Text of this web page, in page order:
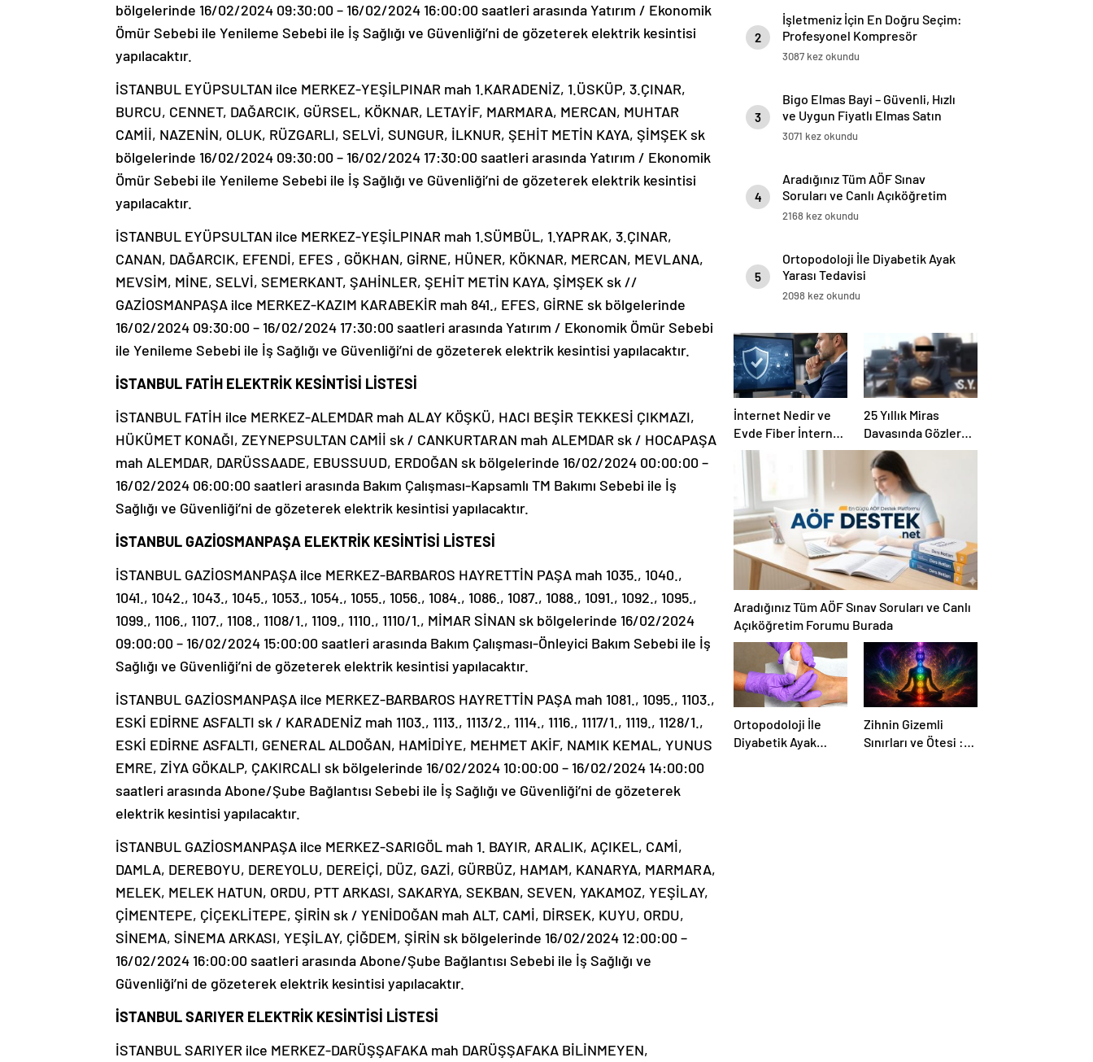
bölgelerinde 16/02/2024 09:30:00 – 16/02/2024 16:00:00 saatleri arasında Yatırım / Ekonomik
Ömür Sebebi ile Yenileme Sebebi ile İş Sağlığı ve Güvenliği’ni de gözeterek elektrik kesintisi
yapılacaktır.
İSTANBUL EYÜPSULTAN ilce MERKEZ-YEŞİLPINAR mah 1.KARADENİZ, 1.ÜSKÜP, 3.ÇINAR,
BURCU, CENNET, DAĞARCIK, GÜRSEL, KÖKNAR, LETAYİF, MARMARA, MERCAN, MUHTAR
CAMİİ, NAZENİN, OLUK, RÜZGARLI, SELVİ, SUNGUR, İLKNUR, ŞEHİT METİN KAYA, ŞİMŞEK sk
bölgelerinde 16/02/2024 09:30:00 – 16/02/2024 17:30:00 saatleri arasında Yatırım / Ekonomik
Ömür Sebebi ile Yenileme Sebebi ile İş Sağlığı ve Güvenliği’ni de gözeterek elektrik kesintisi
yapılacaktır.
İSTANBUL EYÜPSULTAN ilce MERKEZ-YEŞİLPINAR mah 1.SÜMBÜL, 1.YAPRAK, 3.ÇINAR,
CANAN, DAĞARCIK, EFENDİ, EFES , GÖKHAN, GİRNE, HÜNER, KÖKNAR, MERCAN, MEVLANA,
MEVSİM, MİNE, SELVİ, SEMERKANT, ŞAHİNLER, ŞEHİT METİN KAYA, ŞİMŞEK sk //
GAZİOSMANPAŞA ilce MERKEZ-KAZIM KARABEKİR mah 841., EFES, GİRNE sk bölgelerinde
16/02/2024 09:30:00 – 16/02/2024 17:30:00 saatleri arasında Yatırım / Ekonomik Ömür Sebebi
ile Yenileme Sebebi ile İş Sağlığı ve Güvenliği’ni de gözeterek elektrik kesintisi yapılacaktır.
İSTANBUL FATİH ELEKTRİK KESİNTİSİ LİSTESİ
İSTANBUL FATİH ilce MERKEZ-ALEMDAR mah ALAY KÖŞKÜ, HACI BEŞİR TEKKESİ ÇIKMAZI,
HÜKÜMET KONAĞI, ZEYNEPSULTAN CAMİİ sk / CANKURTARAN mah ALEMDAR sk / HOCAPAŞA
mah ALEMDAR, DARÜSSAADE, EBUSSUUD, ERDOĞAN sk bölgelerinde 16/02/2024 00:00:00 –
16/02/2024 06:00:00 saatleri arasında Bakım Çalışması-Kapsamlı TM Bakımı Sebebi ile İş
Sağlığı ve Güvenliği’ni de gözeterek elektrik kesintisi yapılacaktır.
İSTANBUL GAZİOSMANPAŞA ELEKTRİK KESİNTİSİ LİSTESİ
İSTANBUL GAZİOSMANPAŞA ilce MERKEZ-BARBAROS HAYRETTİN PAŞA mah 1035., 1040.,
1041., 1042., 1043., 1045., 1053., 1054., 1055., 1056., 1084., 1086., 1087., 1088., 1091., 1092., 1095.,
1099., 1106., 1107., 1108., 1108/1., 1109., 1110., 1110/1., MİMAR SİNAN sk bölgelerinde 16/02/2024
09:00:00 – 16/02/2024 15:00:00 saatleri arasında Bakım Çalışması-Önleyici Bakım Sebebi ile İş
Sağlığı ve Güvenliği’ni de gözeterek elektrik kesintisi yapılacaktır.
İSTANBUL GAZİOSMANPAŞA ilce MERKEZ-BARBAROS HAYRETTİN PAŞA mah 1081., 1095., 1103.,
ESKİ EDİRNE ASFALTI sk / KARADENİZ mah 1103., 1113., 1113/2., 1114., 1116., 1117/1., 1119., 1128/1.,
ESKİ EDİRNE ASFALTI, GENERAL ALDOĞAN, HAMİDİYE, MEHMET AKİF, NAMIK KEMAL, YUNUS
EMRE, ZİYA GÖKALP, ÇAKIRCALI sk bölgelerinde 16/02/2024 10:00:00 – 16/02/2024 14:00:00
saatleri arasında Abone/Şube Bağlantısı Sebebi ile İş Sağlığı ve Güvenliği’ni de gözeterek
elektrik kesintisi yapılacaktır.
İSTANBUL GAZİOSMANPAŞA ilce MERKEZ-SARIGÖL mah 1. BAYIR, ARALIK, AÇIKEL, CAMİ,
DAMLA, DEREBOYU, DEREYOLU, DEREİÇİ, DÜZ, GAZİ, GÜRBÜZ, HAMAM, KANARYA, MARMARA,
MELEK, MELEK HATUN, ORDU, PTT ARKASI, SAKARYA, SEKBAN, SEVEN, YAKAMOZ, YEŞİLAY,
ÇİMENTEPE, ÇİÇEKLİTEPE, ŞİRİN sk / YENİDOĞAN mah ALT, CAMİ, DİRSEK, KUYU, ORDU,
SİNEMA, SİNEMA ARKASI, YEŞİLAY, ÇİĞDEM, ŞİRİN sk bölgelerinde 16/02/2024 12:00:00 –
16/02/2024 16:00:00 saatleri arasında Abone/Şube Bağlantısı Sebebi ile İş Sağlığı ve
Güvenliği’ni de gözeterek elektrik kesintisi yapılacaktır.
İSTANBUL SARIYER ELEKTRİK KESİNTİSİ LİSTESİ
İSTANBUL SARIYER ilce MERKEZ-DARÜŞŞAFAKA mah DARÜŞŞAFAKA BİLİNMEYEN,
2
İşletmeniz İçin En Doğru Seçim:
Profesyonel Kompresör
Markaları Rehberi
3087 kez okundu
3
Bigo Elmas Bayi – Güvenli, Hızlı
ve Uygun Fiyatlı Elmas Satın
Almanın Yeni Adresi
3071 kez okundu
4
Aradığınız Tüm AÖF Sınav
Soruları ve Canlı Açıköğretim
Forumu Burada
2168 kez okundu
5
Ortopodoloji İle Diyabetik Ayak
Yarası Tedavisi
2098 kez okundu
İnternet Nedir ve
Evde Fiber İnternet
Nasıl Seçilir
25 Yıllık Miras
Davasında Gözler
Temmuz Ayındaki
Karar Duruşmasına
Çevrildi
Aradığınız Tüm AÖF Sınav Soruları ve Canlı
Açıköğretim Forumu Burada
Ortopodoloji İle
Diyabetik Ayak
Zihnin Gizemli
Sınırları ve Ötesi :